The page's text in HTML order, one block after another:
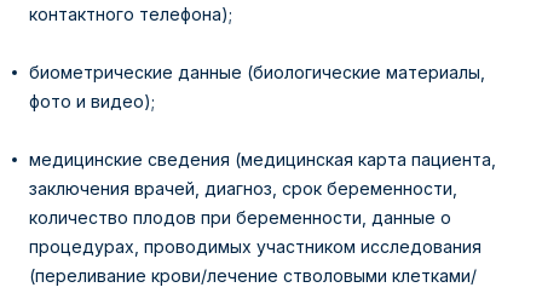
контактного телефона);
биометрические данные (биологические материалы,
фото и видео);
медицинские сведения (медицинская карта пациента,
заключения врачей, диагноз, срок беременности,
количество плодов при беременности, данные о
процедурах, проводимых участником исследования
(переливание крови/лечение стволовыми клетками/